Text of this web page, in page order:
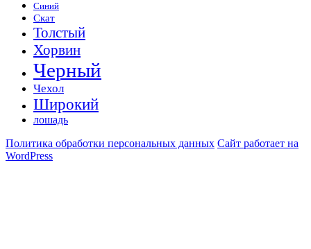
Синий
Скат
Толстый
Хорвин
Черный
Чехол
Широкий
лошадь
Политика обработки персональных данных Сайт работает на
WordPress